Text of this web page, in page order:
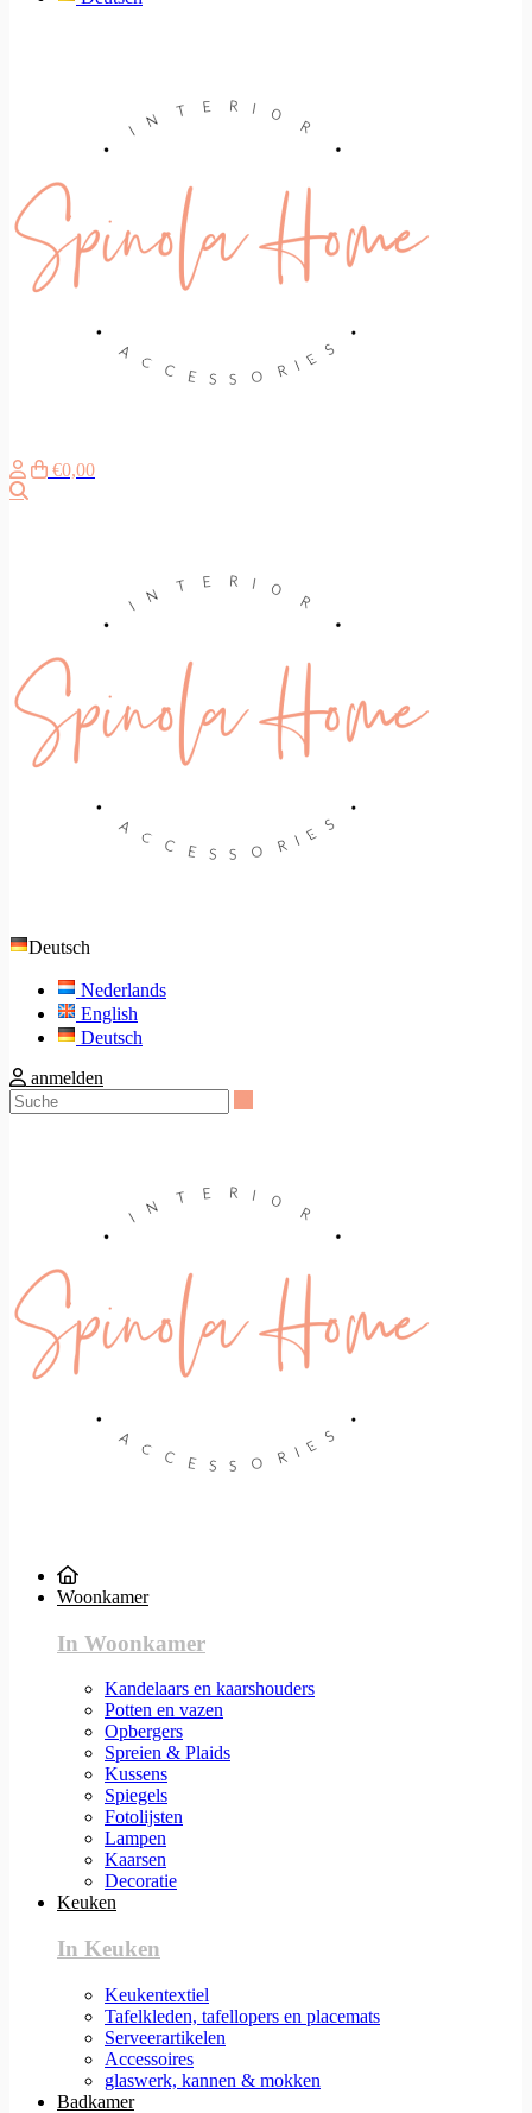
€0,00
Deutsch
Nederlands
English
Deutsch
anmelden
Woonkamer
In Woonkamer
Kandelaars en kaarshouders
Potten en vazen
Opbergers
Spreien & Plaids
Kussens
Spiegels
Fotolijsten
Lampen
Kaarsen
Decoratie
Keuken
In Keuken
Keukentextiel
Tafelkleden, tafellopers en placemats
Serveerartikelen
Accessoires
glaswerk, kannen & mokken
Badkamer